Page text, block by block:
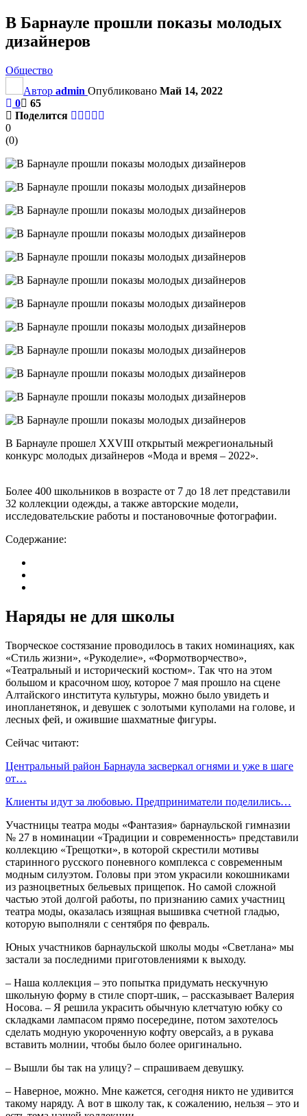
В Барнауле прошли показы молодых
дизайнеров
Общество
Автор admin Опубликовано Май 14, 2022
0
65
Поделится
0
(0)
В Барнауле прошел XXVIII открытый межрегиональный
конкурс молодых дизайнеров «Мода и время – 2022».
Более 400 школьников в возрасте от 7 до 18 лет представили
32 коллекции одежды, а также авторские модели,
исследовательские работы и постановочные фотографии.
Содержание:
Наряды не для школы
Творческое состязание проводилось в таких номинациях, как
«Стиль жизни», «Рукоделие», «Формотворчество»,
«Театральный и исторический костюм». Так что на этом
большом и красочном шоу, которое 7 мая прошло на сцене
Алтайского института культуры, можно было увидеть и
инопланетянок, и девушек с золотыми куполами на голове, и
лесных фей, и ожившие шахматные фигуры.
Сейчас читают:
Центральный район Барнаула засверкал огнями и уже в шаге
от…
Клиенты идут за любовью. Предприниматели поделились…
Участницы театра моды «Фантазия» барнаульской гимназии
№ 27 в номинации «Традиции и современность» представили
коллекцию «Трещотки», в которой скрестили мотивы
старинного русского поневного комплекса с современным
модным силуэтом. Головы при этом украсили кокошниками
из разноцветных бельевых прищепок. Но самой сложной
частью этой долгой работы, по признанию самих участниц
театра моды, оказалась изящная вышивка счетной гладью,
которую выполняли с сентября по февраль.
Юных участников барнаульской школы моды «Светлана» мы
застали за последними приготовлениями к выходу.
– Наша коллекция – это попытка придумать нескучную
школьную форму в стиле спорт-шик, – рассказывает Валерия
Носова. – Я решила украсить обычную клетчатую юбку со
складками лампасом прямо посередине, потом захотелось
сделать модную укороченную кофту оверсайз, а в рукава
вставить молнии, чтобы было более оригинально.
– Вышли бы так на улицу? – спрашиваем девушку.
– Наверное, можно. Мне кажется, сегодня никто не удивится
такому наряду. А вот в школу так, к сожалению, нельзя – это и